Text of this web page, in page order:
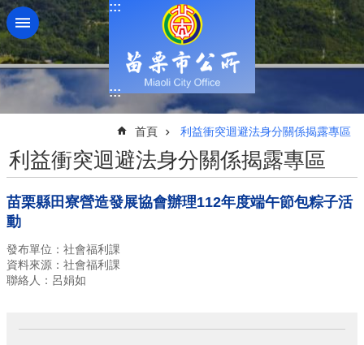
跳到主要內容區塊
:::
:::
首頁 利益衝突迴避法身分關係揭露專區
利益衝突迴避法身分關係揭露專區
苗栗縣田寮營造發展協會辦理112年度端午節包粽子活
動
發布單位：社會福利課
資料來源：社會福利課
聯絡人：呂娟如